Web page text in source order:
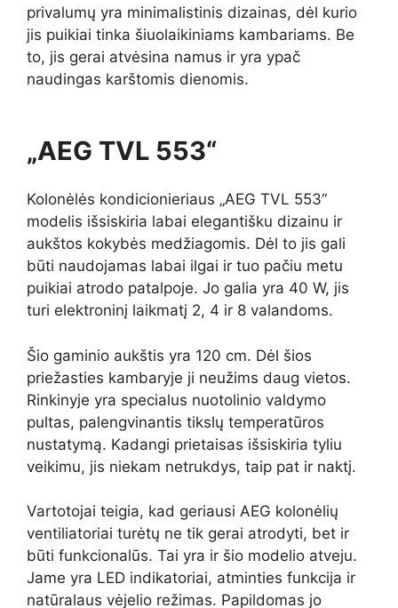
privalumų yra minimalistinis dizainas, dėl kurio
jis puikiai tinka šiuolaikiniams kambariams. Be
to, jis gerai atvėsina namus ir yra ypač
naudingas karštomis dienomis.
„AEG TVL 553“
Kolonėlės kondicionieriaus „AEG TVL 553“
modelis išsiskiria labai elegantišku dizainu ir
aukštos kokybės medžiagomis. Dėl to jis gali
būti naudojamas labai ilgai ir tuo pačiu metu
puikiai atrodo patalpoje. Jo galia yra 40 W, jis
turi elektroninį laikmatį 2, 4 ir 8 valandoms.
Šio gaminio aukštis yra 120 cm. Dėl šios
priežasties kambaryje ji neužims daug vietos.
Rinkinyje yra specialus nuotolinio valdymo
pultas, palengvinantis tikslų temperatūros
nustatymą. Kadangi prietaisas išsiskiria tyliu
veikimu, jis niekam netrukdys, taip pat ir naktį.
Vartotojai teigia, kad geriausi AEG kolonėlių
ventiliatoriai turėtų ne tik gerai atrodyti, bet ir
būti funkcionalūs. Tai yra ir šio modelio atveju.
Jame yra LED indikatoriai, atminties funkcija ir
natūralaus vėjelio režimas. Papildomas jo